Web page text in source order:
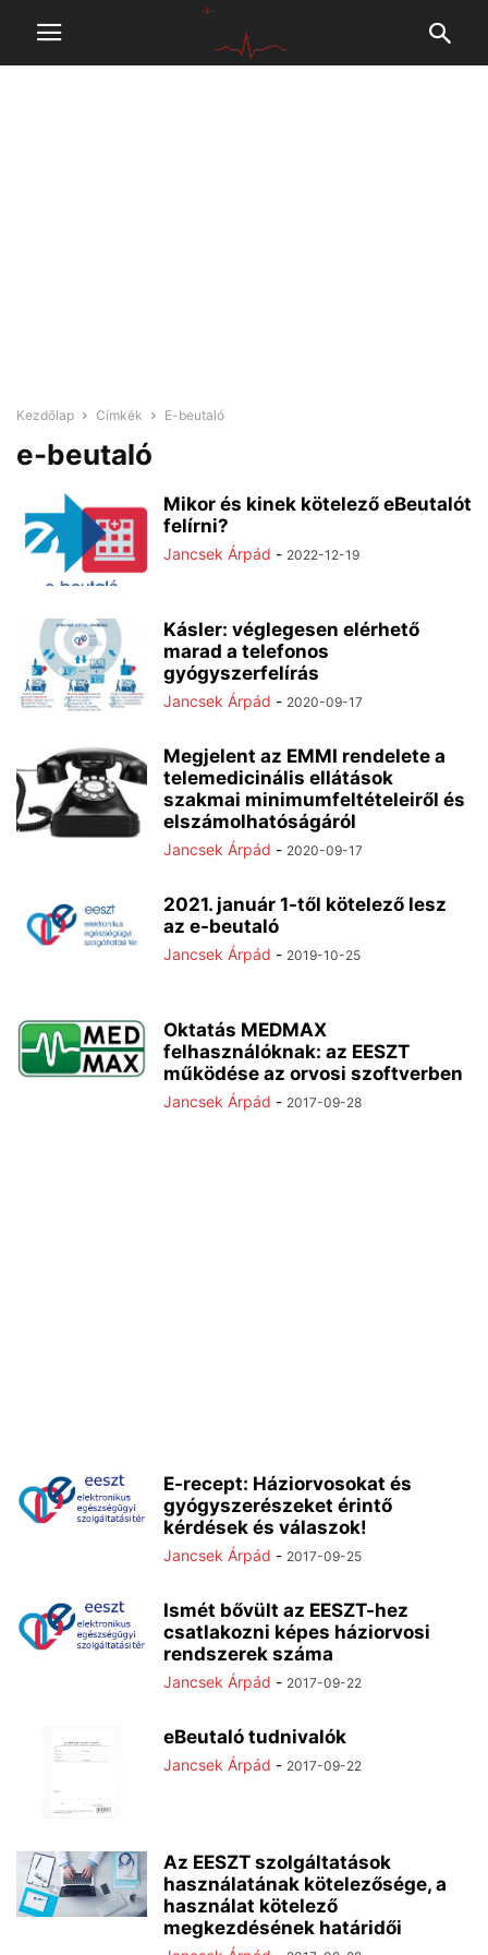
Kezdőlap Címkék E-beutaló
e-beutaló
Mikor és kinek kötelező eBeutalót
felírni?
Jancsek Árpád - 2022-12-19
Kásler: véglegesen elérhető
marad a telefonos
gyógyszerfelírás
Jancsek Árpád - 2020-09-17
Megjelent az EMMI rendelete a
telemedicinális ellátások
szakmai minimumfeltételeiről és
elszámolhatóságáról
Jancsek Árpád - 2020-09-17
2021. január 1-től kötelező lesz
az e-beutaló
Jancsek Árpád - 2019-10-25
Oktatás MEDMAX
felhasználóknak: az EESZT
működése az orvosi szoftverben
Jancsek Árpád - 2017-09-28
E-recept: Háziorvosokat és
gyógyszerészeket érintő
kérdések és válaszok!
Jancsek Árpád - 2017-09-25
Ismét bővült az EESZT-hez
csatlakozni képes háziorvosi
rendszerek száma
Jancsek Árpád - 2017-09-22
eBeutaló tudnivalók
Jancsek Árpád - 2017-09-22
Az EESZT szolgáltatások
használatának kötelezősége, a
használat kötelező
megkezdésének határidői